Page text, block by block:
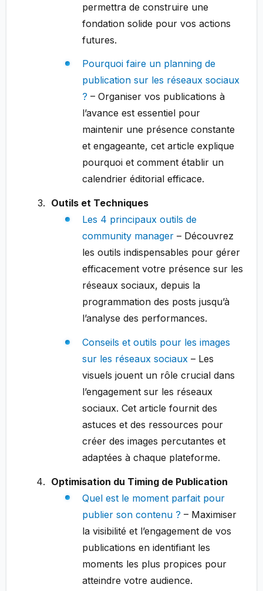
permettra de construire une
fondation solide pour vos actions
futures.
Pourquoi faire un planning de
publication sur les réseaux sociaux
? – Organiser vos publications à
l’avance est essentiel pour
maintenir une présence constante
et engageante, cet article explique
pourquoi et comment établir un
calendrier éditorial efficace.
Outils et Techniques
Les 4 principaux outils de
community manager– Découvrez
les outils indispensables pour gérer
efficacement votre présence sur les
réseaux sociaux, depuis la
programmation des posts jusqu’à
l’analyse des performances.
Conseils et outils pour les images
sur les réseaux sociaux– Les
visuels jouent un rôle crucial dans
l’engagement sur les réseaux
sociaux. Cet article fournit des
astuces et des ressources pour
créer des images percutantes et
adaptées à chaque plateforme.
Optimisation du Timing de Publication
Quel est le moment parfait pour
publier son contenu ? – Maximiser
la visibilité et l’engagement de vos
publications en identifiant les
moments les plus propices pour
atteindre votre audience.